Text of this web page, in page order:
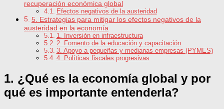
recuperación económica global
Efectos negativos de la austeridad
5. Estrategias para mitigar los efectos negativos de la
austeridad en la economía
1. Inversión en infraestructura
2. Fomento de la educación y capacitación
3. Apoyo a pequeñas y medianas empresas (PYMES)
4. Políticas fiscales progresivas
1. ¿Qué es la economía global y por
qué es importante entenderla?